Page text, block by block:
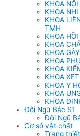
KHOA
KHOA NHI
KHOA
TMH
KHOA
KHOA
KHOA
KHOA
KHOA
KHOA
KHOA Y
KHOA
KHOA
Đội Ngũ Bác Sĩ
Đội Ngũ
Cơ sở vật chất
Trang